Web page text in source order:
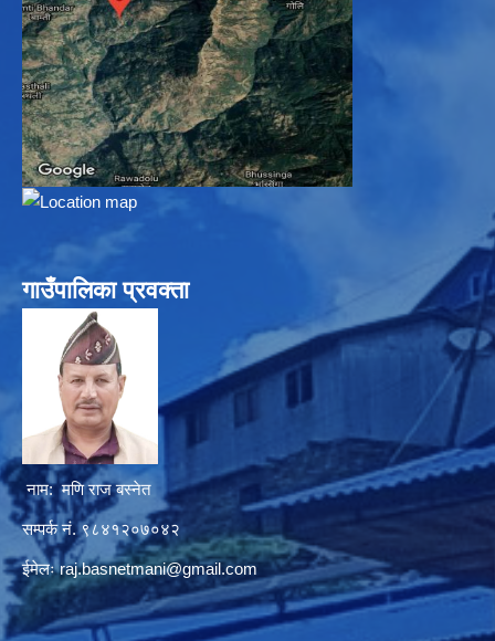
गाउँपालिका प्रवक्ता
नाम: मणि राज बस्नेत
सम्पर्क नं. ९८४१२०७०४२
ईमेलःraj.basnetmani@gmail.com